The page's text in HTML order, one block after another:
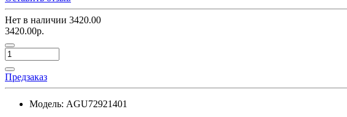
Нет в наличии 3420.00
3420.00р.
Предзаказ
Модель: AGU72921401